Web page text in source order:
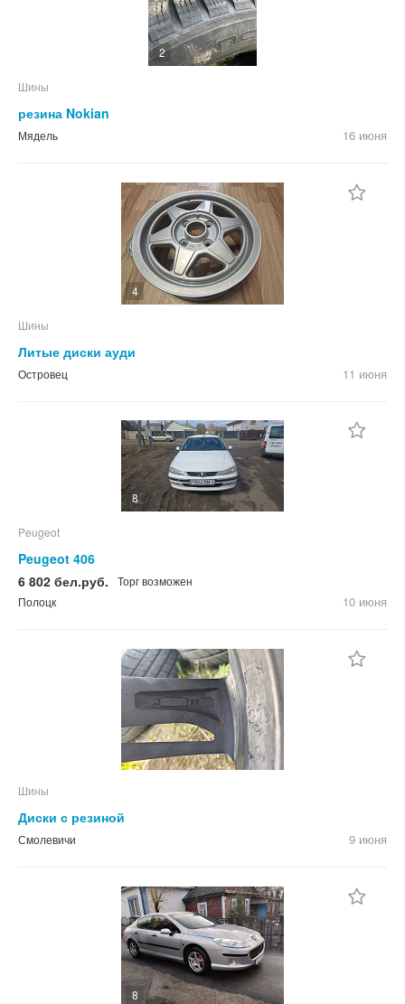
2
Шины
резина Nokian
Мядель 16 июня
4
Шины
Литые диски ауди
Островец 11 июня
8
Peugeot
Peugeot 406
6 802 бел.руб.
Торг возможен
Полоцк
10 июня
Шины
Диски с резиной
Смолевичи 9 июня
8